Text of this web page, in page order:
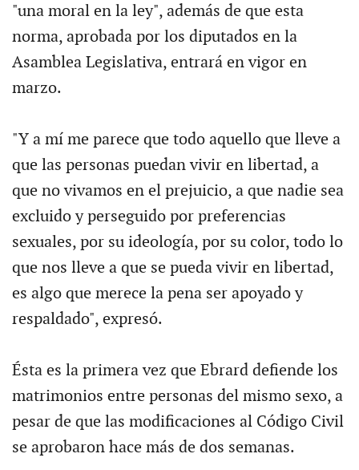
"una moral en la ley", además de que esta
norma, aprobada por los diputados en la
Asamblea Legislativa, entrará en vigor en
marzo.
"Y a mí me parece que todo aquello que lleve a
que las personas puedan vivir en libertad, a
que no vivamos en el prejuicio, a que nadie sea
excluido y perseguido por preferencias
sexuales, por su ideología, por su color, todo lo
que nos lleve a que se pueda vivir en libertad,
es algo que merece la pena ser apoyado y
respaldado", expresó.
Ésta es la primera vez que Ebrard defiende los
matrimonios entre personas del mismo sexo, a
pesar de que las modificaciones al Código Civil
se aprobaron hace más de dos semanas.